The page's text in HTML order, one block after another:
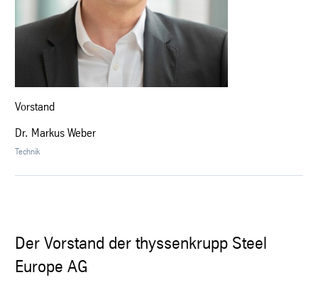
Vorstand
Dr. Markus Weber
Technik
Der Vorstand der thyssenkrupp Steel
Europe AG